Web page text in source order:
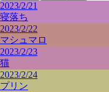
2023/2/21
寝落ち
2023/2/22
マシュマロ
2023/2/23
猫
2023/2/24
プリン